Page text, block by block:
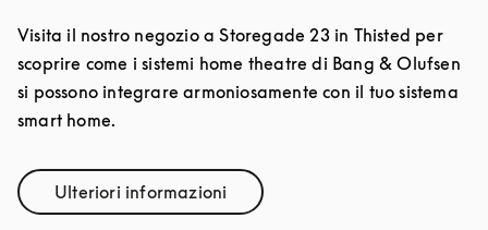
Visita il nostro negozio a Storegade 23 in Thisted per
scoprire come i sistemi home theatre di Bang & Olufsen
si possono integrare armoniosamente con il tuo sistema
smart home.
Ulteriori informazioniLink Opens in New Tab